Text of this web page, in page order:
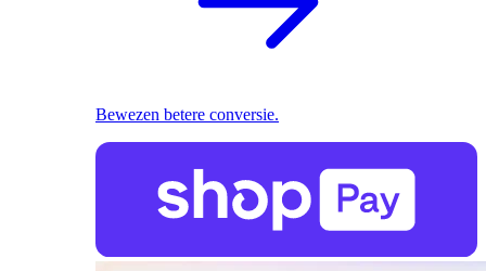
Bewezen betere conversie.